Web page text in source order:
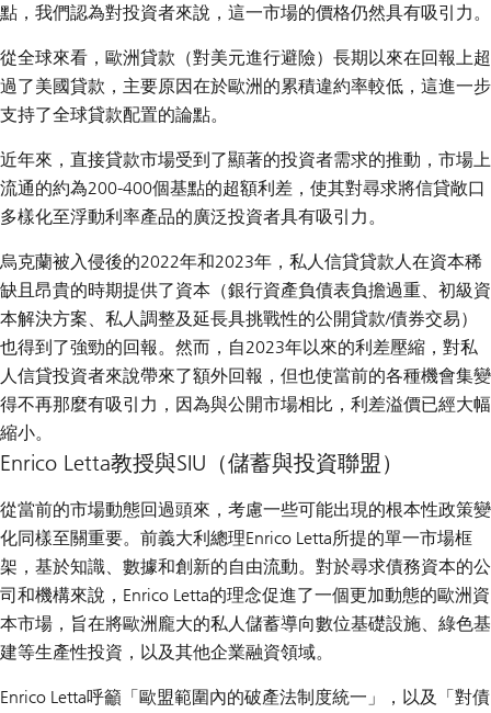
點，我們認為對投資者來說，這一市場的價格仍然具有吸引力。
從全球來看，歐洲貸款（對美元進行避險）長期以來在回報上超
過了美國貸款，主要原因在於歐洲的累積違約率較低，這進一步
支持了全球貸款配置的論點。
近年來，直接貸款市場受到了顯著的投資者需求的推動，市場上
流通的約為200-400個基點的超額利差，使其對尋求將信貸敞口
多樣化至浮動利率產品的廣泛投資者具有吸引力。
烏克蘭被入侵後的2022年和2023年，私人信貸貸款人在資本稀
缺且昂貴的時期提供了資本（銀行資產負債表負擔過重、初級資
本解決方案、私人調整及延長具挑戰性的公開貸款/債券交易）
也得到了強勁的回報。然而，自2023年以來的利差壓縮，對私
人信貸投資者來說帶來了額外回報，但也使當前的各種機會集變
得不再那麼有吸引力，因為與公開市場相比，利差溢價已經大幅
縮小。
Enrico Letta教授與SIU（儲蓄與投資聯盟）
從當前的市場動態回過頭來，考慮一些可能出現的根本性政策變
化同樣至關重要。前義大利總理Enrico Letta所提的單一市場框
架，基於知識、數據和創新的自由流動。對於尋求債務資本的公
司和機構來說，Enrico Letta的理念促進了一個更加動態的歐洲資
本市場，旨在將歐洲龐大的私人儲蓄導向數位基礎設施、綠色基
建等生產性投資，以及其他企業融資領域。
Enrico Letta呼籲「歐盟範圍內的破產法制度統一」，以及「對債